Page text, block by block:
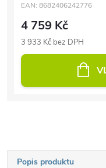
EAN: 8682406242776
4 759 Kč
3 933 Kč bez DPH
Popis produktu